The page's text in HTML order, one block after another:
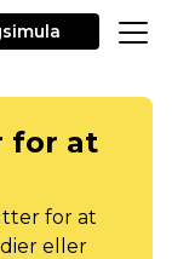
for at
for at
eller